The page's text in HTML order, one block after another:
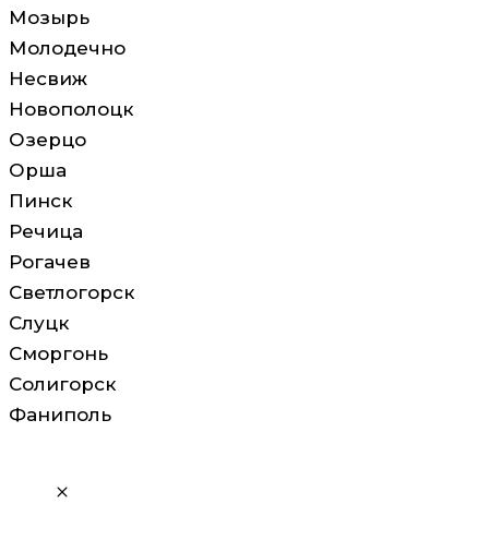
Мозырь
Молодечно
Несвиж
Новополоцк
Озерцо
Орша
Пинск
Речица
Рогачев
Светлогорск
Слуцк
Сморгонь
Солигорск
Фаниполь